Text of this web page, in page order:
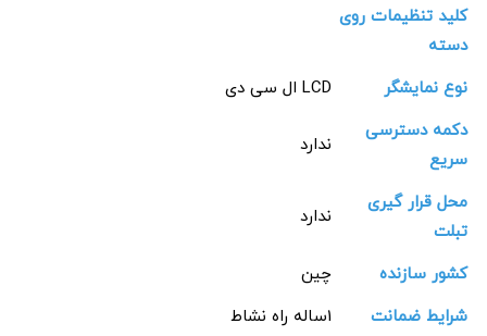
کلید تنظیمات روی
دسته
نوع نمایشگر
LCD ال سی دی
دکمه دسترسی
سریع
ندارد
محل قرار گیری
تبلت
ندارد
کشور سازنده
چین
شرایط ضمانت
1ساله راه نشاط